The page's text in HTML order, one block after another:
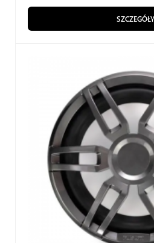
SZCZEGÓŁY